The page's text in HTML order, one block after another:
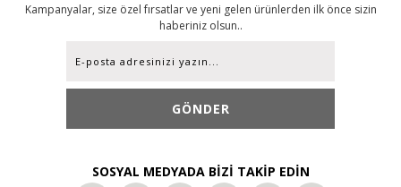
Kampanyalar, size özel fırsatlar ve yeni gelen ürünlerden ilk önce sizin
haberiniz olsun..
GÖNDER
SOSYAL MEDYADA BİZİ TAKİP EDİN